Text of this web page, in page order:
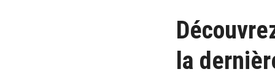
la